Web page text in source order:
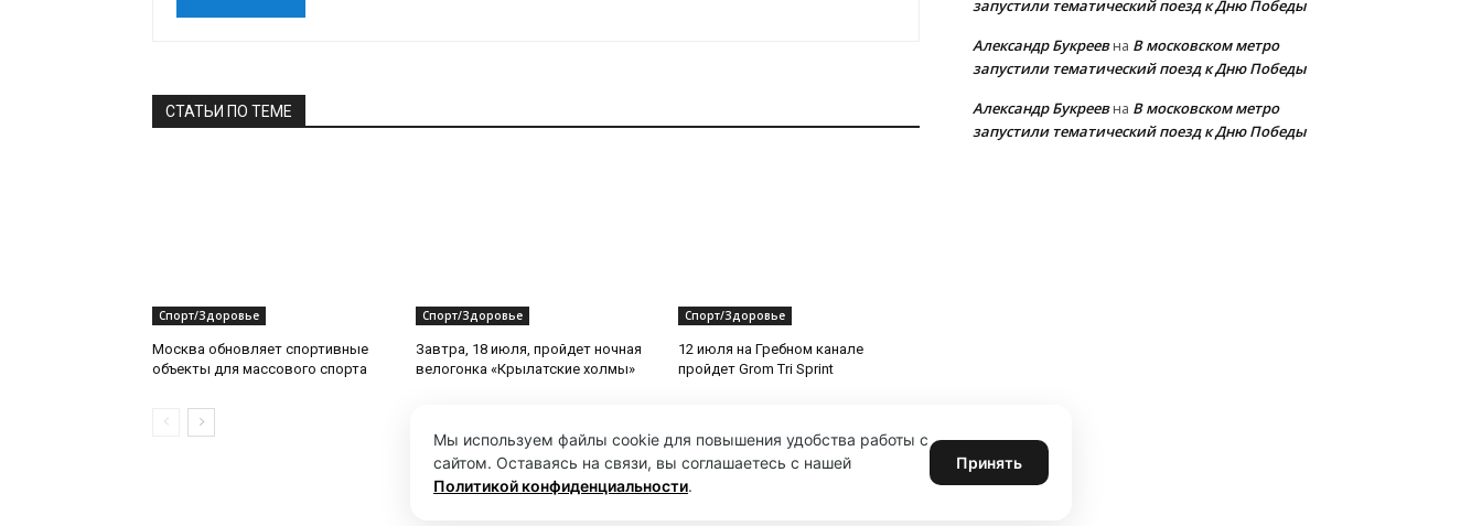
СТАТЬИ ПО ТЕМЕ
Спорт/Здоровье
Москва обновляет спортивные
объекты для массового спорта
Спорт/Здоровье
Завтра, 18 июля, пройдет ночная
велогонка «Крылатские холмы»
Спорт/Здоровье
12 июля на Гребном канале
пройдет Grom Tri Sprint
запустили тематический поезд к Дню Победы
Александр Букреевна В московском метро
запустили тематический поезд к Дню Победы
Александр Букреевна В московском метро
запустили тематический поезд к Дню Победы
Мы используем файлы cookie для повышения удобства работы с
сайтом. Оставаясь на связи, вы соглашаетесь с нашей
Политикой конфиденциальности.
Принять